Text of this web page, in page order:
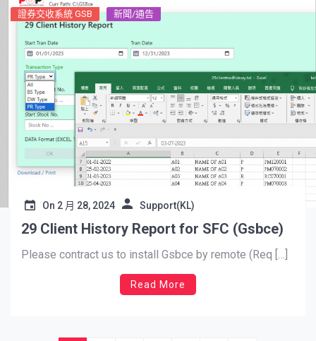
證券交收系統 GSB 新聞/通告
On 2 月 28, 2024 Support(KL)
29 Client History Report for SFC (Gsbce)
Please contract us to install Gsbce by remote (Req […]
Read More